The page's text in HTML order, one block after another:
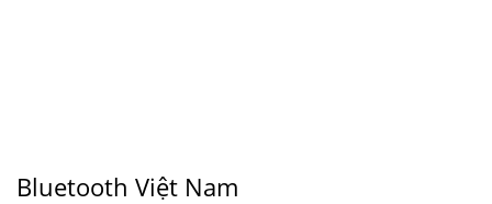
Bluetooth Việt Nam